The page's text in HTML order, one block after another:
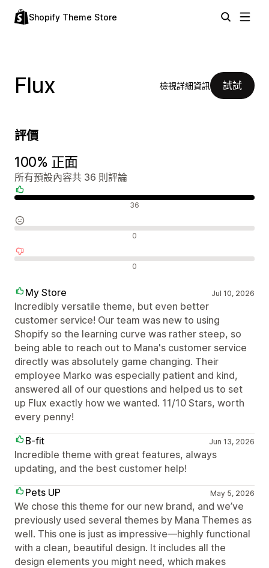
Shopify Theme Store
Flux 檢視詳細資訊 試試
評價
100% 正面
所有預設內容共 36 則評論
36
0
0
My Store Jul 10, 2026
Incredibly versatile theme, but even better
customer service! Our team was new to using
Shopify so the learning curve was rather steep, so
being able to reach out to Mana's customer service
directly was absolutely game changing. Their
employee Marko was especially patient and kind,
answered all of our questions and helped us to set
up Flux exactly how we wanted. 11/10 Stars, worth
every penny!
B-fit
Jun 13, 2026
Incredible theme with great features, always
updating, and the best customer help!
Pets UP
May 5, 2026
We chose this theme for our new brand, and we’ve
previously used several themes by Mana Themes as
well. This one is just as impressive—highly functional
with a clean, beautiful design. It includes all the
design elements you might need, which makes